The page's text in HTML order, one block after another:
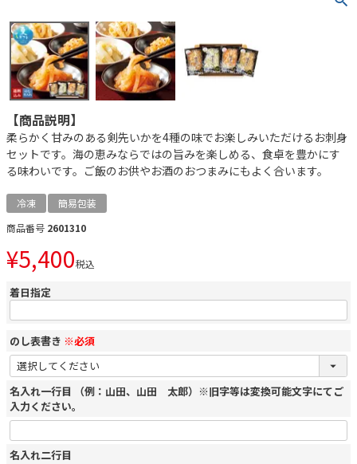
【商品説明】
柔らかく甘みのある剣先いかを4種の味でお楽しみいただけるお刺身
セットです。海の恵みならではの旨みを楽しめる、食卓を豊かにす
る味わいです。ご飯のお供やお酒のおつまみにもよく合います。
冷凍
簡易包装
商品番号 2601310
¥5,400税込
着日指定
のし表書き ※必須
名入れ一行目 （例：山田、山田 太郎）※旧字等は変換可能文字にてご
入力ください。
名入れ二行目